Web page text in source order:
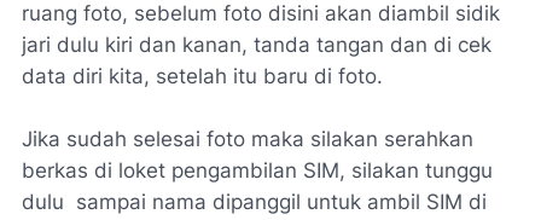
ruang foto, sebelum foto disini akan diambil sidik
jari dulu kiri dan kanan, tanda tangan dan di cek
data diri kita, setelah itu baru di foto.
Jika sudah selesai foto maka silakan serahkan
berkas di loket pengambilan SIM, silakan tunggu
dulu sampai nama dipanggil untuk ambil SIM di